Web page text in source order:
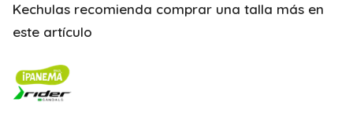
Kechulas recomienda comprar una talla más en
este artículo